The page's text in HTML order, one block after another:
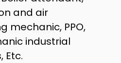
and air
mechanic, PPO,
industrial
Etc.